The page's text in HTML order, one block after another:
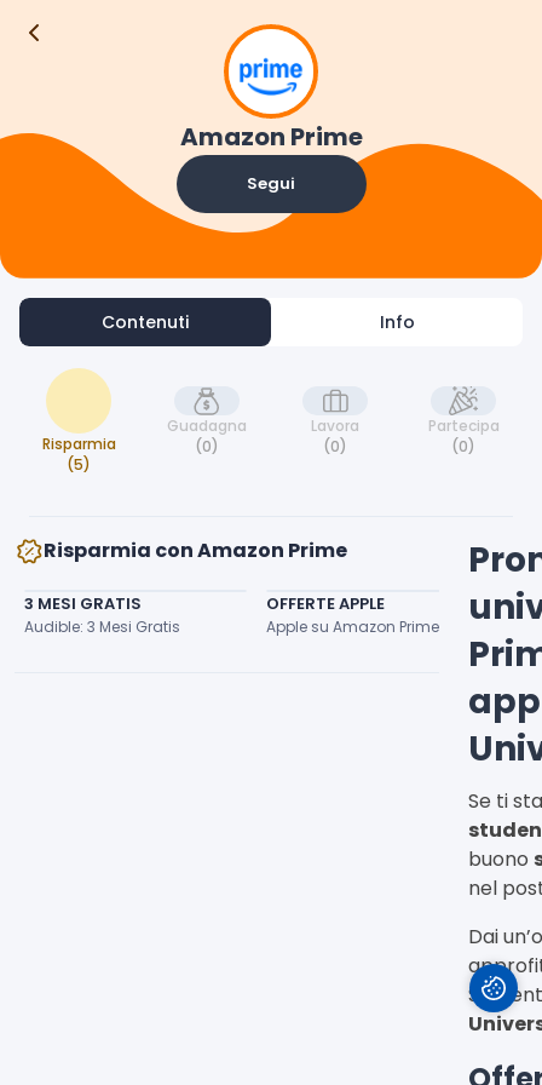
Amazon Prime
Segui
Contenuti Info
Risparmia
(5)
Guadagna
(0)
Lavora
(0)
Partecipa
(0)
Risparmia con Amazon Prime
3 MESI GRATIS
Audible: 3 Mesi Gratis
OFFERTE APPLE
Se ti
buono
nel
Dai